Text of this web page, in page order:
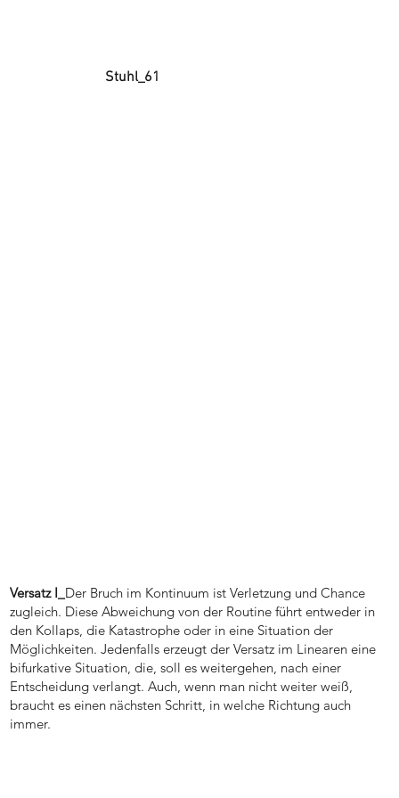
Stuhl_61
Versatz I_ Der Bruch im Kontinuum ist Verletzung und Chance
zugleich. Diese Abweichung von der Routine führt entweder in
den Kollaps, die Katastrophe oder in eine Situation der
Möglichkeiten. Jedenfalls erzeugt der Versatz im Linearen eine
bifurkative Situation, die, soll es weitergehen, nach einer
Entscheidung verlangt. Auch, wenn man nicht weiter weiß,
braucht es einen nächsten Schritt, in welche Richtung auch
immer.